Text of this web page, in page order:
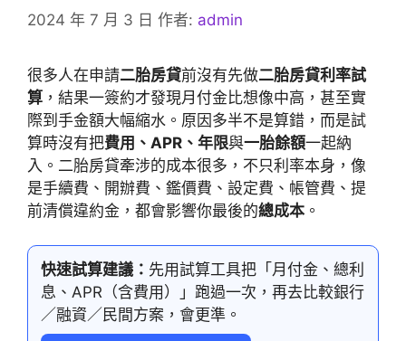
2024 年 7 月 3 日 作者: admin
很多人在申請二胎房貸前沒有先做二胎房貸利率試
算 ，結果一簽約才發現月付金比想像中高，甚至實
際到手金額大幅縮水。原因多半不是算錯，而是試
算時沒有把費用、APR、年限與一胎餘額一起納
入。二胎房貸牽涉的成本很多，不只利率本身，像
是手續費、開辦費、鑑價費、設定費、帳管費、提
前清償違約金，都會影響你最後的總成本 。
快速試算建議： 先用試算工具把「月付金、總利
息、APR（含費用）」跑過一次，再去比較銀行
／融資／民間方案，會更準。